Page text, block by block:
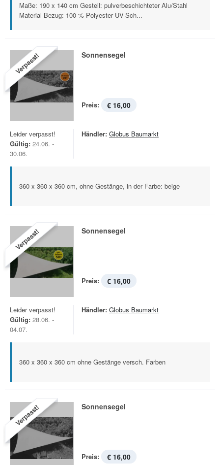
Maße: 190 x 140 cm Gestell: pulverbeschichteter Alu/Stahl
Material Bezug: 100 % Polyester UV-Sch...
Verpasst! Sonnensegel
Preis: € 16,00
Leider verpasst!
Gültig: 24.06. -
30.06.
Händler: Globus Baumarkt
360 x 360 x 360 cm, ohne Gestänge, in der Farbe: beige
Verpasst! Sonnensegel
Preis: € 16,00
Leider verpasst!
Gültig: 28.06. -
04.07.
Händler: Globus Baumarkt
360 x 360 x 360 cm ohne Gestänge versch. Farben
Verpasst! Sonnensegel
Preis: € 16,00